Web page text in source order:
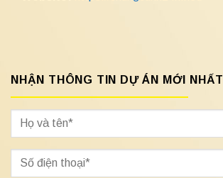
NHẬN THÔNG TIN DỰ ÁN MỚI NHẤT